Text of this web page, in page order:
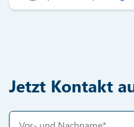
Jetzt Kontakt